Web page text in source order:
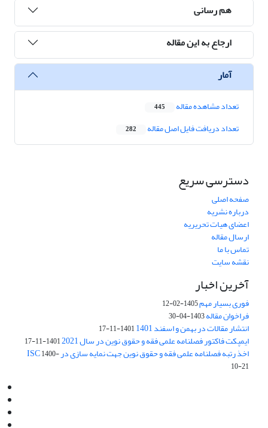
هم رسانی
ارجاع به این مقاله
آمار
تعداد مشاهده مقاله 445
تعداد دریافت فایل اصل مقاله 282
دسترسی سریع
صفحه اصلی
درباره نشریه
اعضای هیات تحریریه
ارسال مقاله
تماس با ما
نقشه سایت
آخرین اخبار
فوری بسیار مهم1405-02-12
فراخوان مقاله1403-04-30
انتشار مقالات در بهمن و اسفند 1401 1401-11-17
ایمپکت فاکتور فصلنامه علمی فقه و حقوق نوین در سال 2021 1401-11-17
اخذ رتبه فصلنامه علمی فقه و حقوق نوین جهت نمایه سازی در ISC1400-
10-21